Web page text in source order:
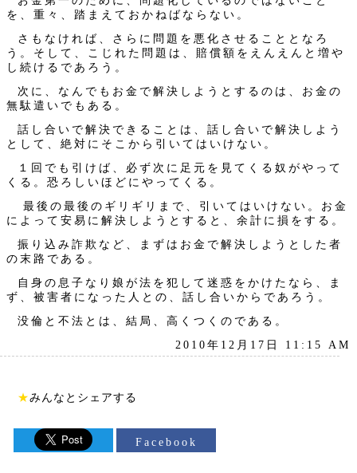
を、重々、踏まえておかねばならない。
さもなければ、さらに問題を悪化させることとなろ
う。そして、こじれた問題は、賠償額をえんえんと増や
し続けるであろう。
次に、なんでもお金で解決しようとするのは、お金の
無駄遣いでもある。
話し合いで解決できることは、話し合いで解決しよう
として、絶対にそこから引いてはいけない。
１回でも引けば、必ず次に足元を見てくる奴がやって
くる。恐ろしいほどにやってくる。
最後の最後のギリギリまで、引いてはいけない。お金
によって安易に解決しようとすると、余計に損をする。
振り込み詐欺など、まずはお金で解決しようとした者
の末路である。
自身の息子なり娘が法を犯して迷惑をかけたなら、ま
ず、被害者になった人との、話し合いからであろう。
没倫と不法とは、結局、高くつくのである。
2010年12月17日 11:15 AM
★みんなとシェアする
Facebook